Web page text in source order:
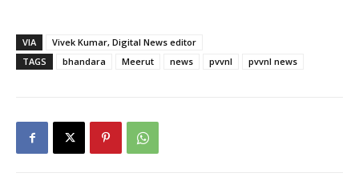
VIA
Vivek Kumar, Digital News editor
TAGS
bhandara Meerut news pvvnl pvvnl news